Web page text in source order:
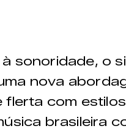
sonoridade, o
nova
flerta com estilos
brasileira